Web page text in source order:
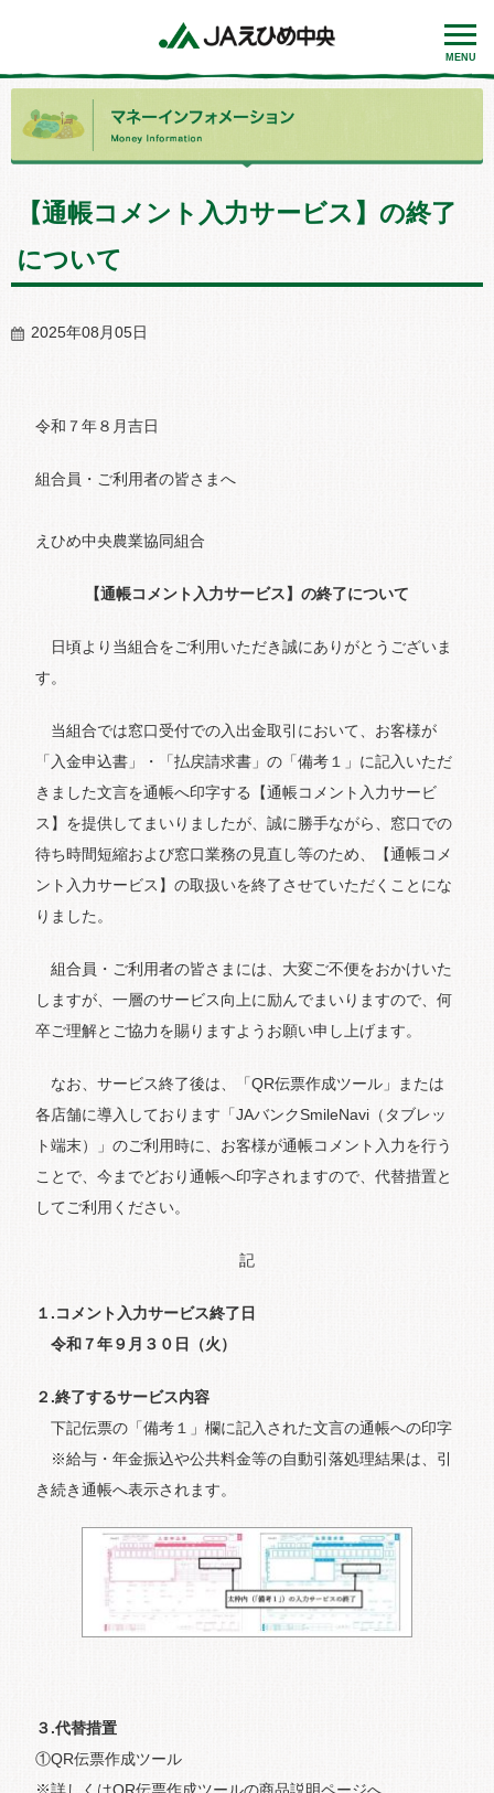
MENU
【通帳コメント入力サービス】の終了
について
2025年08月05日
令和７年８月吉日
組合員・ご利用者の皆さまへ
えひめ中央農業協同組合
【通帳コメント入力サービス】の終了について
日頃より当組合をご利用いただき誠にありがとうございま
す。
当組合では窓口受付での入出金取引において、お客様が
「入金申込書」・「払戻請求書」の「備考１」に記入いただ
きました文言を通帳へ印字する【通帳コメント入力サービ
ス】を提供してまいりましたが、誠に勝手ながら、窓口での
待ち時間短縮および窓口業務の見直し等のため、【通帳コメ
ント入力サービス】の取扱いを終了させていただくことにな
りました。
組合員・ご利用者の皆さまには、大変ご不便をおかけいた
しますが、一層のサービス向上に励んでまいりますので、何
卒ご理解とご協力を賜りますようお願い申し上げます。
なお、サービス終了後は、「QR伝票作成ツール」または
各店舗に導入しております「JAバンクSmileNavi（タブレッ
ト端末）」のご利用時に、お客様が通帳コメント入力を行う
ことで、今までどおり通帳へ印字されますので、代替措置と
してご利用ください。
記
１.コメント入力サービス終了日
令和７年９月３０日（火）
２.終了するサービス内容
下記伝票の「備考１」欄に記入された文言の通帳への印字
※給与・年金振込や公共料金等の自動引落処理結果は、引
き続き通帳へ表示されます。
３.代替措置
①QR伝票作成ツール